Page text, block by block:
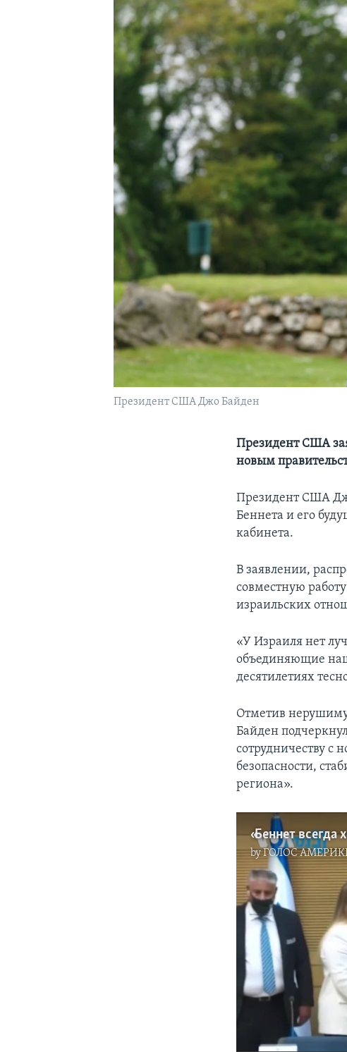
Президент США Джо Байден
Президент США
новым
Президент США
Беннета и его
кабинета.
В заявлении,
совместную
израильских
«У Израиля нет
объединяющие
десятилетиях
Отметив
Байден
сотрудничеству с
безопасности,
региона».
«Беннет всегда
byГОЛОС